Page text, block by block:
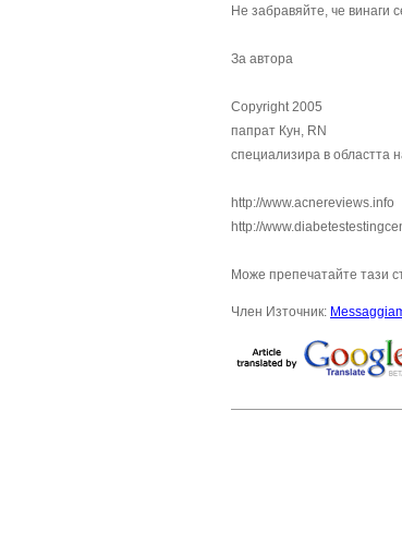
Не забравяйте, че винаги
За автора
Copyright 2005
папрат Кун, RN
специализира в областта
http://www.acnereviews.info
http://
Може препечатайте тази
Член Източник: